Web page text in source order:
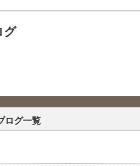
グ
ログ一覧